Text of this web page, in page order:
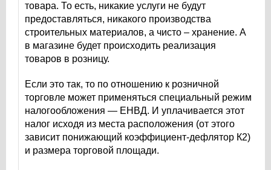
товара. То есть, никакие услуги не будут
предоставляться, никакого производства
строительных материалов, а чисто – хранение. А
в магазине будет происходить реализация
товаров в розницу.
Если это так, то по отношению к розничной
торговле может применяться специальный режим
налогообложения — ЕНВД. И уплачивается этот
налог исходя из места расположения (от этого
зависит понижающий коэффициент-дефлятор К2)
и размера торговой площади.